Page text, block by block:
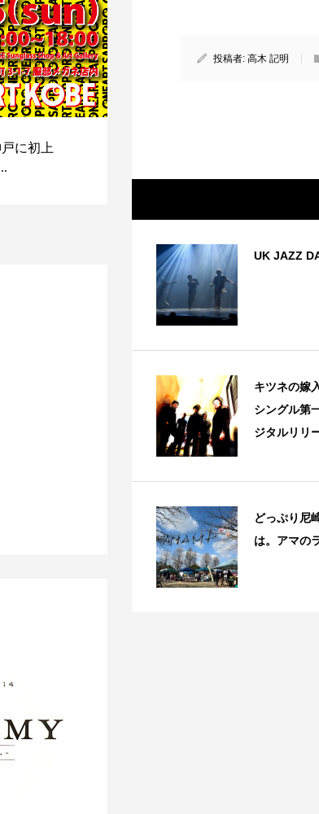
投稿者:高木 記明
UK JAZZ
キツネの嫁
シングル第
ジタルリリ
どっぷり尼
は。アマの
に初上
映画レビュー ～森の熊さん大